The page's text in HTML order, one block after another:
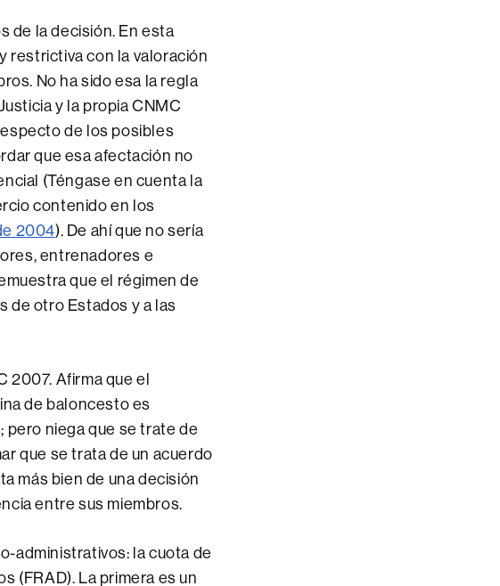
de la decisión. En esta
restrictiva con la valoración
No ha sido esa la regla
y la propia CNMC
de los posibles
que esa afectación no
(Téngase en cuenta la
contenido en los
2004). De ahí que no sería
entrenadores e
que el régimen de
de otro Estados y a las
2007. Afirma que el
de baloncesto es
niega que se trate de
que se trata de un acuerdo
más bien de una decisión
entre sus miembros.
administrativos: la cuota de
(FRAD). La primera es un